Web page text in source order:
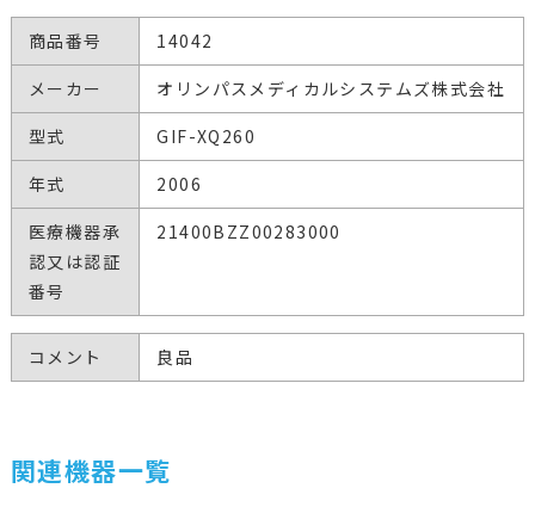
商品番号
14042
メーカー
オリンパスメディカルシステムズ株式会社
型式
GIF-XQ260
年式
2006
医療機器承
認又は認証
番号
21400BZZ00283000
コメント 良品
関連機器一覧